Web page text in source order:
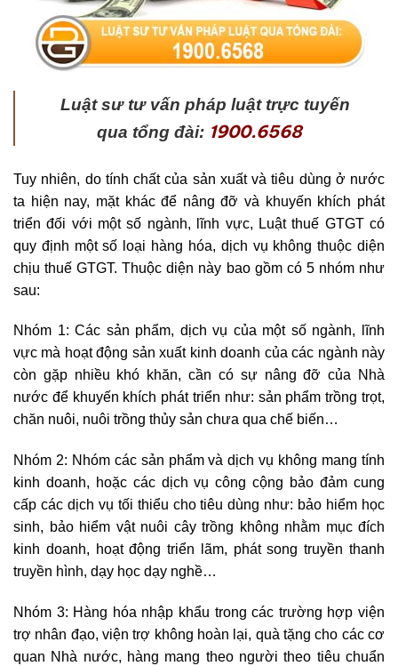
Luật sư tư vấn pháp luật trực tuyến
qua tổng đài: 1900.6568
Tuy nhiên, do tính chất của sản xuất và tiêu dùng ở nước
ta hiện nay, mặt khác để nâng đỡ và khuyến khích phát
triển đối với một số ngành, lĩnh vực, Luật thuế GTGT có
quy định một số loại hàng hóa, dịch vụ không thuộc diện
chịu thuế GTGT. Thuộc diện này bao gồm có 5 nhóm như
sau:
Nhóm 1: Các sản phẩm, dịch vụ của một số ngành, lĩnh
vực mà hoạt động sản xuất kinh doanh của các ngành này
còn gặp nhiều khó khăn, cần có sự nâng đỡ của Nhà
nước để khuyến khích phát triển như: sản phẩm trồng trọt,
chăn nuôi, nuôi trồng thủy sản chưa qua chế biến…
Nhóm 2: Nhóm các sản phẩm và dịch vụ không mang tính
kinh doanh, hoặc các dịch vụ công cộng bảo đảm cung
cấp các dịch vụ tối thiểu cho tiêu dùng như: bảo hiểm học
sinh, bảo hiểm vật nuôi cây trồng không nhằm mục đích
kinh doanh, hoạt động triển lãm, phát song truyền thanh
truyền hình, dạy học dạy nghề…
Nhóm 3: Hàng hóa nhập khẩu trong các trường hợp viện
trợ nhân đạo, viện trợ không hoàn lại, quà tặng cho các cơ
quan Nhà nước, hàng mang theo người theo tiêu chuẩn